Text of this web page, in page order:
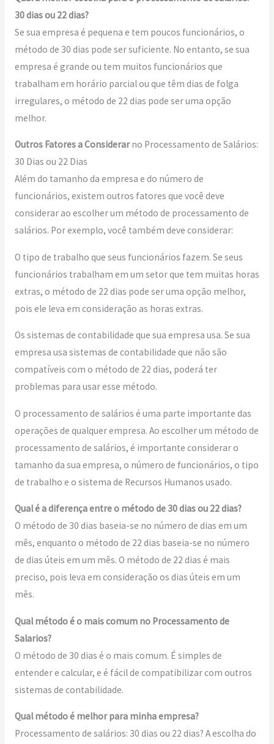
30 dias ou 22 dias?
Se sua empresa é pequena e tem poucos funcionários, o
método de 30 dias pode ser suficiente. No entanto, se sua
empresa é grande ou tem muitos funcionários que
trabalham em horário parcial ou que têm dias de folga
irregulares, o método de 22 dias pode ser uma opção
melhor.
Outros Fatores a Considerarno Processamento de Salários:
30 Dias ou 22 Dias
Além do tamanho da empresa e do número de
funcionários, existem outros fatores que você deve
considerar ao escolher um método de processamento de
salários. Por exemplo, você também deve considerar:
O tipo de trabalho que seus funcionários fazem. Se seus
funcionários trabalham em um setor que tem muitas horas
extras, o método de 22 dias pode ser uma opção melhor,
pois ele leva em consideração as horas extras.
Os sistemas de contabilidade que sua empresa usa. Se sua
empresa usa sistemas de contabilidade que não são
compatíveis com o método de 22 dias, poderá ter
problemas para usar esse método.
O processamento de salários é uma parte importante das
operações de qualquer empresa. Ao escolher um método de
processamento de salários, é importante considerar o
tamanho da sua empresa, o número de funcionários, o tipo
de trabalho e o sistema de Recursos Humanos usado.
Qual é a diferença entre o método de 30 dias ou 22 dias?
O método de 30 dias baseia-se no número de dias em um
mês, enquanto o método de 22 dias baseia-se no número
de dias úteis em um mês. O método de 22 dias é mais
preciso, pois leva em consideração os dias úteis em um
mês.
Qual método é o mais comum no Processamento de
Salarios?
O método de 30 dias é o mais comum. É simples de
entender e calcular, e é fácil de compatibilizar com outros
sistemas de contabilidade.
Qual método é melhor para minha empresa?
Processamento de salários: 30 dias ou 22 dias? A escolha do